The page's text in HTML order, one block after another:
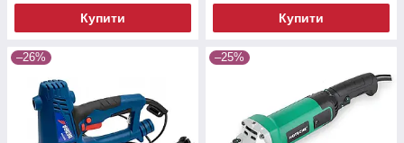
Купити Купити
–26% –25%